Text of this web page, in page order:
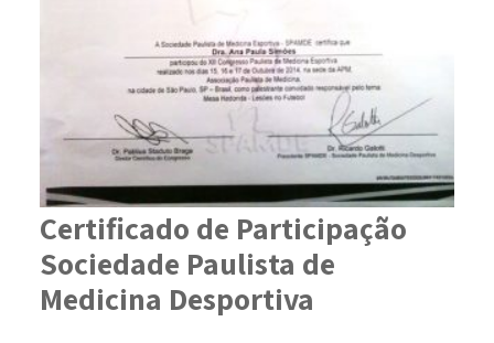
Certificado de Participação
Sociedade Paulista de
Medicina Desportiva